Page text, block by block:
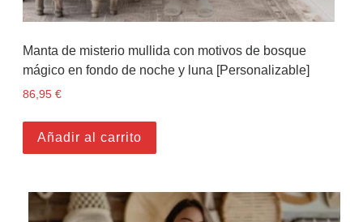
Manta de misterio mullida con motivos de bosque
mágico en fondo de noche y luna [Personalizable]
86,95 €
Añadir al carrito